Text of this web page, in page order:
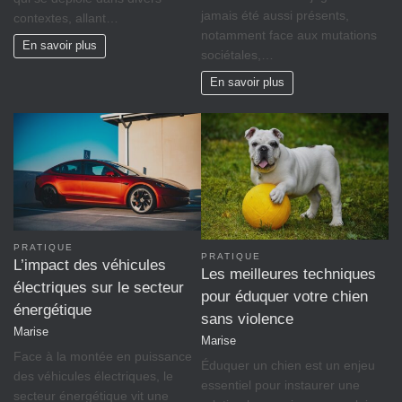
contextes, allant…
En savoir plus
jamais été aussi présents,
notamment face aux mutations
sociétales,…
En savoir plus
PRATIQUE
L’impact des véhicules
électriques sur le secteur
énergétique
Marise
Face à la montée en puissance
des véhicules électriques, le
secteur énergétique vit une
PRATIQUE
Les meilleures techniques
pour éduquer votre chien
sans violence
Marise
Éduquer un chien est un enjeu
essentiel pour instaurer une